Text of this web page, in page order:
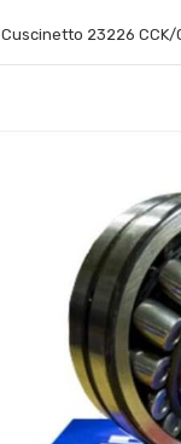
Cuscinetto 23226 CCK/